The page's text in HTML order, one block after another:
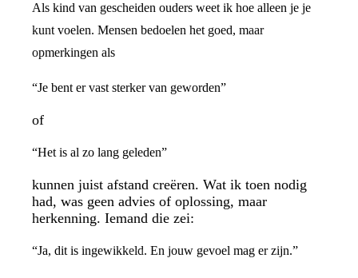
Als kind van gescheiden ouders weet ik hoe alleen je je
kunt voelen. Mensen bedoelen het goed, maar
opmerkingen als
“Je bent er vast sterker van geworden”
of
“Het is al zo lang geleden”
kunnen juist afstand creëren. Wat ik toen nodig
had, was geen advies of oplossing, maar
herkenning. Iemand die zei:
“Ja, dit is ingewikkeld. En jouw gevoel mag er zijn.”